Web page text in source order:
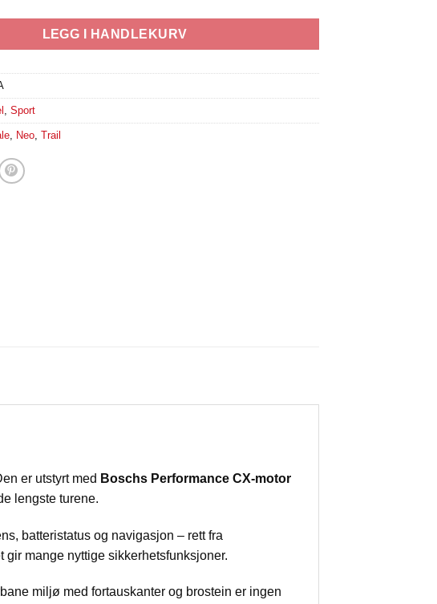
LEGG I HANDLEKURV
Sport
Neo Trail
er utstyrt med Boschs Performance CX-motor
lengste turene.
batteristatus og navigasjon – rett fra
gir mange nyttige sikkerhetsfunksjoner.
miljø med fortauskanter og brostein er ingen